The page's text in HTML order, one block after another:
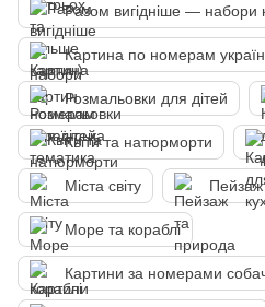
Разом вигідніше — набори
Картина по номерам
Розмальовки для дітей
Квіти та натюрморти
Міста світу
Море та кораблі
Картини за номерами